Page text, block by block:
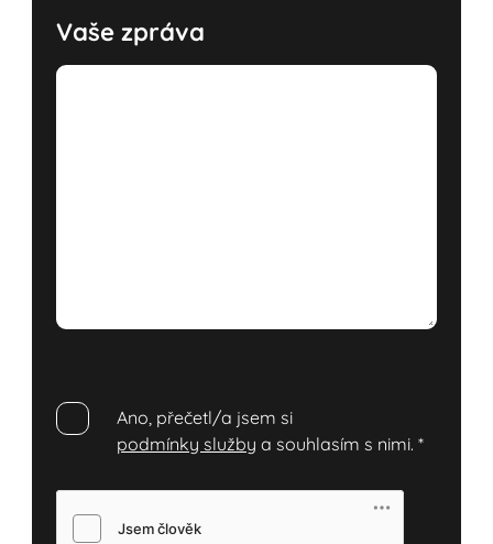
Vaše zpráva
Ano, přečetl/a jsem si
podmínky služby a souhlasím s nimi.*